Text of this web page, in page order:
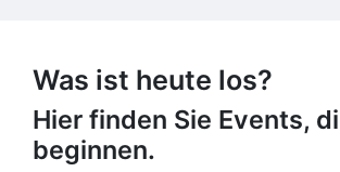
Was ist heute los?
Hier finden Sie Events,
beginnen.